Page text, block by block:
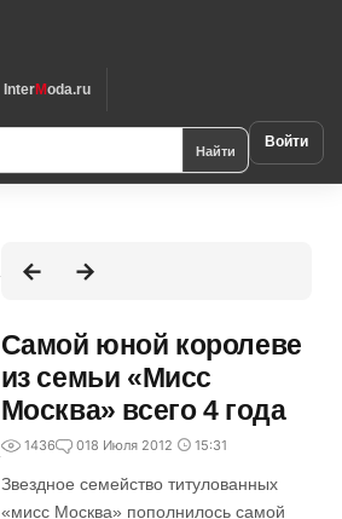
InterModa.ru
Найти Войти
Самой юной королеве
из семьи «Мисс
Москва» всего 4 года
1436 018 Июля 2012 15:31
Звездное семейство титулованных
«мисс Москва» пополнилось самой